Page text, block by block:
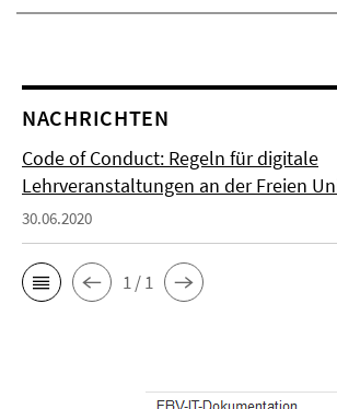
NACHRICHTEN
Code of Conduct: Regeln für digitale
Lehrveranstaltungen an der Freien
30.06.2020
1 / 1